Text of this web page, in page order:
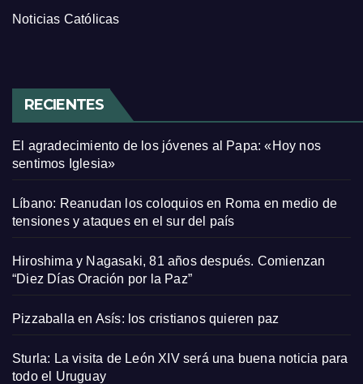
Noticias Católicas
RECIENTES
El agradecimiento de los jóvenes al Papa: «Hoy nos
sentimos Iglesia»
Líbano: Reanudan los coloquios en Roma en medio de
tensiones y ataques en el sur del país
Hiroshima y Nagasaki, 81 años después. Comienzan
“Diez Días Oración por la Paz”
Pizzaballa en Asís: los cristianos quieren paz
Sturla: La visita de León XIV será una buena noticia para
todo el Uruguay